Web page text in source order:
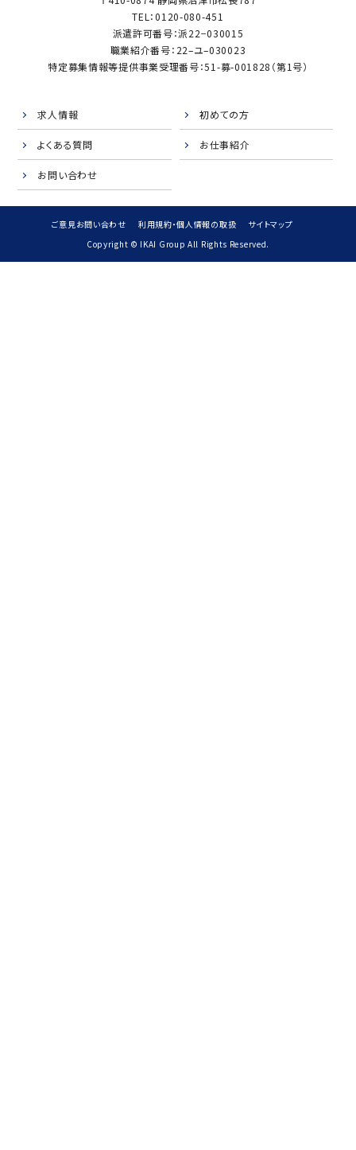
TEL：0120-080-451
派遣許可番号：派22−030015
職業紹介番号：22–ユ–030023
特定募集情報等提供事業受理番号：51-募-001828（第1号）
求人情報 初めての方
よくある質問 お仕事紹介
お問い合わせ
ご意見お問い合わせ 利用規約・個人情報の取扱
サイトマップ
Copyright © IKAI Group All Rights Reserved.